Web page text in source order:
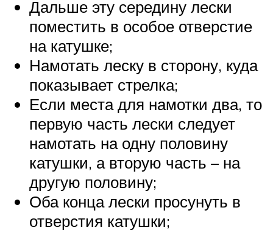
Дальше эту середину лески
поместить в особое отверстие
на катушке;
Намотать леску в сторону, куда
показывает стрелка;
Если места для намотки два, то
первую часть лески следует
намотать на одну половину
катушки, а вторую часть – на
другую половину;
Оба конца лески просунуть в
отверстия катушки;